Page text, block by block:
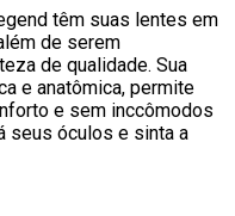
têm suas lentes em
de serem
de qualidade. Sua
e anatômica, permite
e sem inccômodos
seus óculos e sinta a